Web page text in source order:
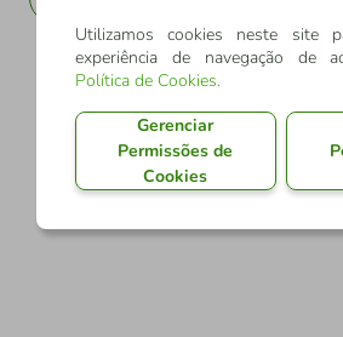
Utilizamos cookies neste site
experiência de navegação de
Política de Cookies.
Gerenciar
Permissões de
Cookies